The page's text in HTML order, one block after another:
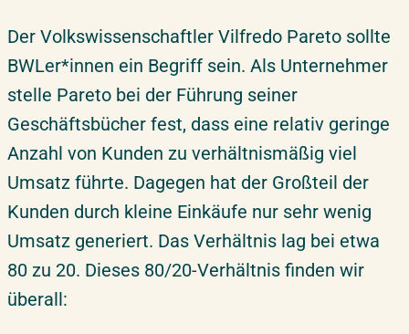
Der Volkswissenschaftler Vilfredo Pareto sollte
BWLer*innen ein Begriff sein. Als Unternehmer
stelle Pareto bei der Führung seiner
Geschäftsbücher fest, dass eine relativ geringe
Anzahl von Kunden zu verhältnismäßig viel
Umsatz führte. Dagegen hat der Großteil der
Kunden durch kleine Einkäufe nur sehr wenig
Umsatz generiert. Das Verhältnis lag bei etwa
80 zu 20. Dieses 80/20-Verhältnis finden wir
überall: